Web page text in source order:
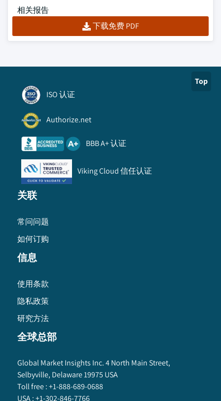
相关报告
下载免费 PDF
Top
ISO 认证
Authorize.net
BBB A+ 认证
Viking Cloud 信任认证
关联
常问问题
如何订购
信息
使用条款
隐私政策
研究方法
全球总部
Global Market Insights Inc. 4 North Main Street,
Selbyville, Delaware 19975 USA
Toll free :+1-888-689-0688
USA :+1-302-846-7766